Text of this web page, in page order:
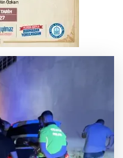
arayanlara destek